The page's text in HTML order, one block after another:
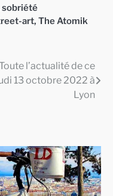
sobriété
art, The Atomik
l’actualité de ce
13 octobre 2022 à
Lyon